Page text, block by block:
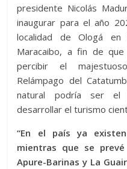
presidente Nicolás
inaugurar para el año
localidad de Ologá
Maracaibo, a fin de
percibir el
Relámpago del
natural podría ser el
desarrollar el turismo
“En el país ya
mientras que se
Apure-Barinas y La